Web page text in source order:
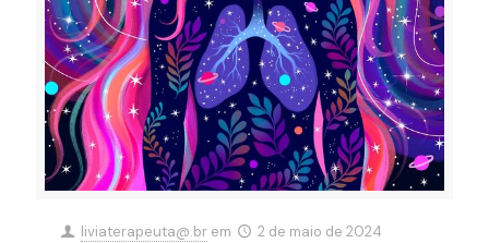
liviaterapeuta@.br em 2 de maio de 2024